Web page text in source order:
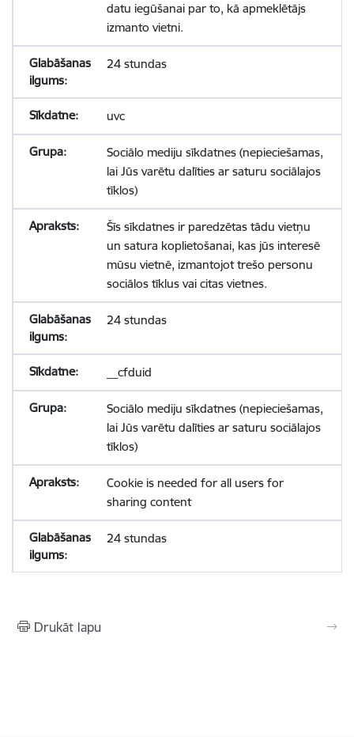
datu iegūšanai par to, kā apmeklētājs
izmanto vietni.
24 stundas
uvc
Sociālo mediju sīkdatnes (nepieciešamas,
lai Jūs varētu dalīties ar saturu sociālajos
tīklos)
Šīs sīkdatnes ir paredzētas tādu vietņu
un satura koplietošanai, kas jūs interesē
mūsu vietnē, izmantojot trešo personu
sociālos tīklus vai citas vietnes.
24 stundas
__cfduid
Sociālo mediju sīkdatnes (nepieciešamas,
lai Jūs varētu dalīties ar saturu sociālajos
tīklos)
Cookie is needed for all users for
sharing content
24 stundas
Drukāt lapu